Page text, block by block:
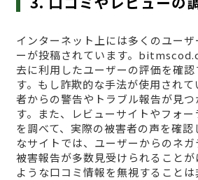
インターネット上には多くのユー
ーが投稿されています。
去に利用したユーザーの評価を確
す。もし詐欺的な手法が使用され
者からの警告やトラブル報告が見
す。また、レビューサイトやフォ
を調べて、実際の被害者の声を確
なサイトでは、ユーザーからのネ
被害報告が多数見受けられること
ような口コミ情報を無視することは